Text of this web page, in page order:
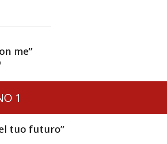
me”
1
tuo futuro”